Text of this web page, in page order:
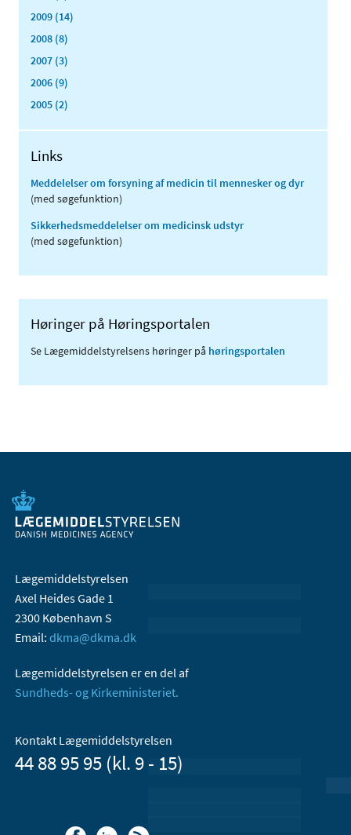
2009 (14)
2008 (8)
2007 (3)
2006 (9)
2005 (2)
Links
Meddelelser om forsyning af medicin til mennesker og dyr
(med søgefunktion)
Sikkerhedsmeddelelser om medicinsk udstyr
(med søgefunktion)
Høringer på Høringsportalen
Se Lægemiddelstyrelsens høringer på høringsportalen
Lægemiddelstyrelsen
Axel Heides Gade 1
2300 København S
Email: dkma@dkma.dk
Lægemiddelstyrelsen er en del af
Sundheds- og Kirkeministeriet.
Kontakt Lægemiddelstyrelsen
44 88 95 95 (kl. 9 - 15)